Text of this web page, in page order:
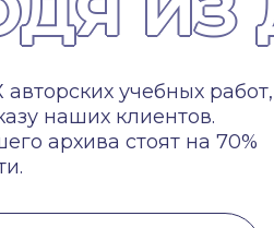
учебных работ,
наших клиентов.
архива стоят на 70%